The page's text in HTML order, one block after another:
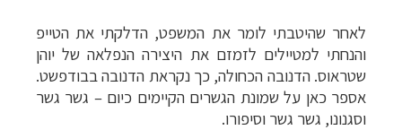
לאחר שהיטבתי לומר את המשפט, הדלקתי את הטייפ
והנחתי למטיילים לזמזם את היצירה הנפלאה של יוהן
שטראוס. הדנובה הכחולה, כך נקראת הדנובה בבודפשט.
אספר כאן על שמונת הגשרים הקיימים כיום – גשר גשר
וסגנונו, גשר גשר וסיפורו.